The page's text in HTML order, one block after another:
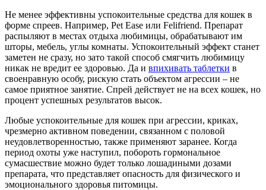
Не менее эффективны успокоительные средства для кошек в
форме спреев. Например, Pet Ease или Felifriend. Препарат
распыляют в местах отдыха любимицы, обрабатывают им
шторы, мебель, углы комнаты. Успокоительный эффект станет
заметен не сразу, но зато такой способ смягчить любимицу
никак не вредит ее здоровью. Да и впихивать таблетки в
своенравную особу, рискую стать объектом агрессии – не
самое приятное занятие. Спрей действует не на всех кошек, но
процент успешных результатов высок.
Любые успокоительные для кошек при агрессии, криках,
чрезмерно активном поведении, связанном с половой
неудовлетворенностью, также применяют заранее. Когда
период охоты уже наступил, побороть гормональное
сумасшествие можно будет только лошадиными дозами
препарата, что представляет опасность для физического и
эмоционального здоровья питомицы.